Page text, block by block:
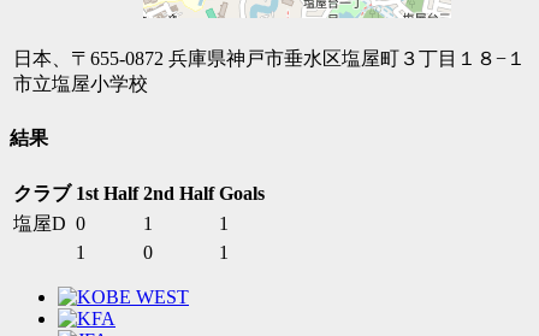
日本、〒655-0872 兵庫県神戸市垂水区塩屋町３丁目１８−１
市立塩屋小学校
結果
クラブ 1st Half 2nd Half Goals
塩屋D 0 1
1
1
0 1